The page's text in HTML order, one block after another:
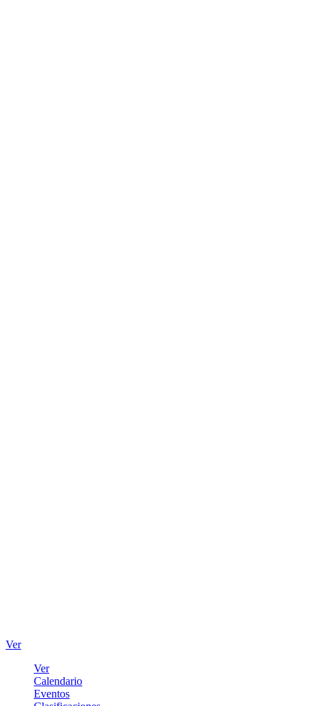
Ver
Ver
Calendario
Eventos